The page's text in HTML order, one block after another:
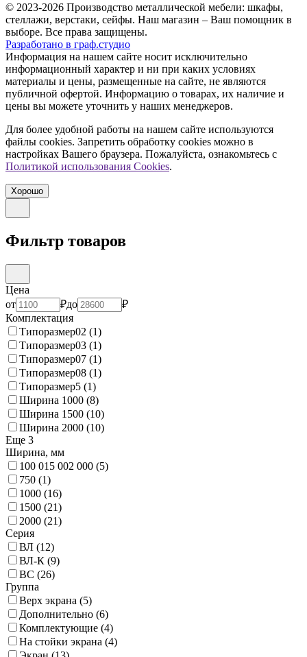
© 2023-2026 Производство металлической мебели: шкафы,
стеллажи, верстаки, сейфы. Наш магазин – Ваш помощник в
выборе. Все права защищены.
Разработано в граф.студио
Информация на нашем сайте носит исключительно
информационный характер и ни при каких условиях
материалы и цены, размещенные на сайте, не являются
публичной офертой. Информацию о товарах, их наличие и
цены вы можете уточнить у наших менеджеров.
Для более удобной работы на нашем сайте используются
файлы сookies. Запретить обработку cookies можно в
настройках Вашего браузера. Пожалуйста, ознакомьтесь с
Политикой использования Cookies.
Хорошо
Фильтр товаров
Цена
от
₽до
₽
Комплектация
Типоразмер02 (1)
Типоразмер03 (1)
Типоразмер07 (1)
Типоразмер08 (1)
Типоразмер5 (1)
Ширина 1000 (8)
Ширина 1500 (10)
Ширина 2000 (10)
Еще 3
Ширина, мм
100 015 002 000 (5)
750 (1)
1000 (16)
1500 (21)
2000 (21)
Серия
ВЛ (12)
ВЛ-К (9)
ВС (26)
Группа
Верх экрана (5)
Дополнительно (6)
Комплектующие (4)
На стойки экрана (4)